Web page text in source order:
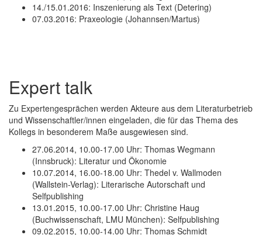
14./15.01.2016: Inszenierung als Text (Detering)
07.03.2016: Praxeologie (Johannsen/Martus)
Expert talk
Zu Expertengesprächen werden Akteure aus dem Literaturbetrieb
und Wissenschaftler/innen eingeladen, die für das Thema des
Kollegs in besonderem Maße ausgewiesen sind.
27.06.2014, 10.00-17.00 Uhr: Thomas Wegmann
(Innsbruck): Literatur und Ökonomie
10.07.2014, 16.00-18.00 Uhr: Thedel v. Wallmoden
(Wallstein-Verlag): Literarische Autorschaft und
Selfpublishing
13.01.2015, 10.00-17.00 Uhr: Christine Haug
(Buchwissenschaft, LMU München): Selfpublishing
09.02.2015, 10.00-14.00 Uhr: Thomas Schmidt